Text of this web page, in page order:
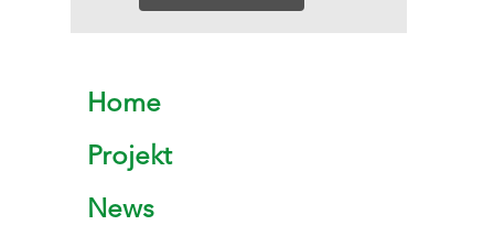
Home
Projekt
News